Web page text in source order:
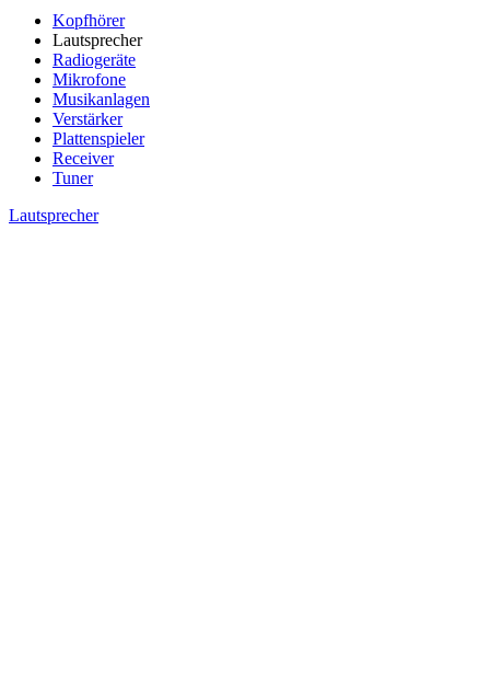
Kopfhörer
Lautsprecher
Radiogeräte
Mikrofone
Musikanlagen
Verstärker
Plattenspieler
Receiver
Tuner
Lautsprecher